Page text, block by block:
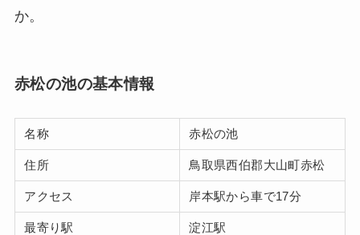
か。
赤松の池の基本情報
名称 赤松の池
住所 鳥取県西伯郡大山町赤松
アクセス 岸本駅から車で17分
最寄り駅 淀江駅